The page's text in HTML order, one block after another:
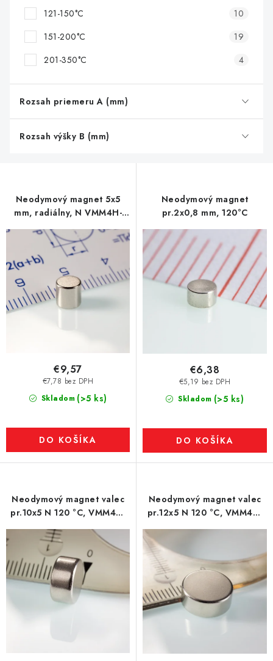
121-150°C
10
151-200°C
19
201-350°C
4
Rozsah priemeru A (mm)
Rozsah výšky B (mm)
Neodymový magnet 5x5
mm, radiálny, N VMM4H-
120°
Skladom (>5 ks)
€7,78 bez DPH
€9,57
DO KOŠÍKA
Neodymový magnet
pr.2x0,8 mm, 120°C
Skladom (>5 ks)
€5,19 bez DPH
€6,38
DO KOŠÍKA
Neodymový magnet valec
pr.10x5 N 120 °C, VMM4H-
N35H
Neodymový magnet valec
pr.12x5 N 120 °C, VMM4H-
N35H